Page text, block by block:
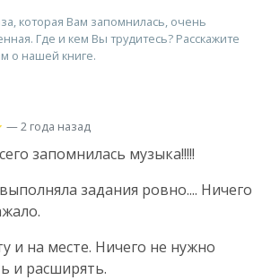
которая Вам запомнилась, очень
Где и кем Вы трудитесь? Расскажите
о нашей книге.
— 2 года назад
запомнилась музыка!!!!!
задания ровно.... Ничего
и на месте. Ничего не нужно
и расширять.